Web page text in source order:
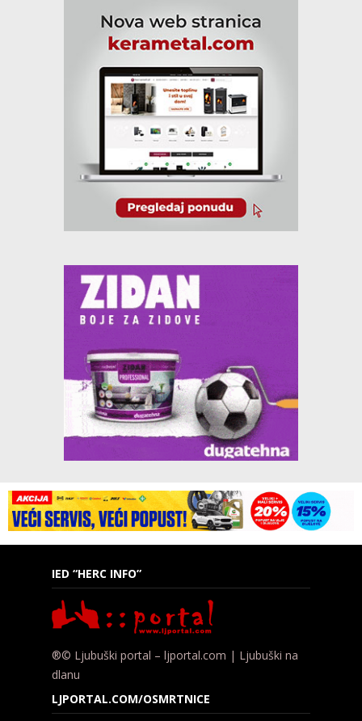
IED “HERC INFO”
®© Ljubuški portal – ljportal.com | Ljubuški na
dlanu
LJPORTAL.COM/OSMRTNICE